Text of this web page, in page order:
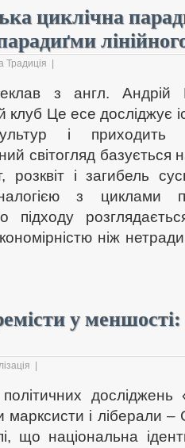
циклічна
Традиція
з англ. Андрій
клуб Це есе досліджує
і
світогляд базується
розквіт і загибель
з циклами
підходу
ніж
у
досліджень
марксисти і
що національна